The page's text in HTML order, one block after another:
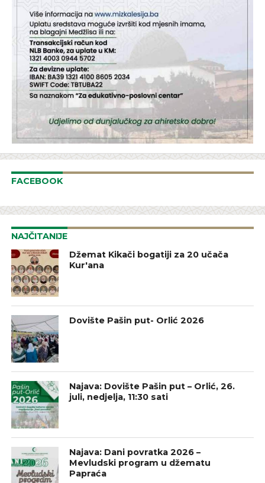
FACEBOOK
NAJČITANIJE
Džemat Kikači bogatiji za 20 učača
Kur'ana
Dovište Pašin put- Orlić 2026
Najava: Dovište Pašin put – Orlić, 26.
juli, nedjelja, 11:30 sati
Najava: Dani povratka 2026 –
Mevludski program u džematu
Papraća